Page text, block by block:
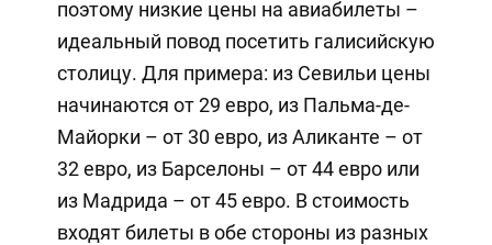
поэтому низкие цены на авиабилеты –
идеальный повод посетить галисийскую
столицу. Для примера: из Севильи цены
начинаются от 29 евро, из Пальма-де-
Майорки – от 30 евро, из Аликанте – от
32 евро, из Барселоны – от 44 евро или
из Мадрида – от 45 евро. В стоимость
входят билеты в обе стороны из разных